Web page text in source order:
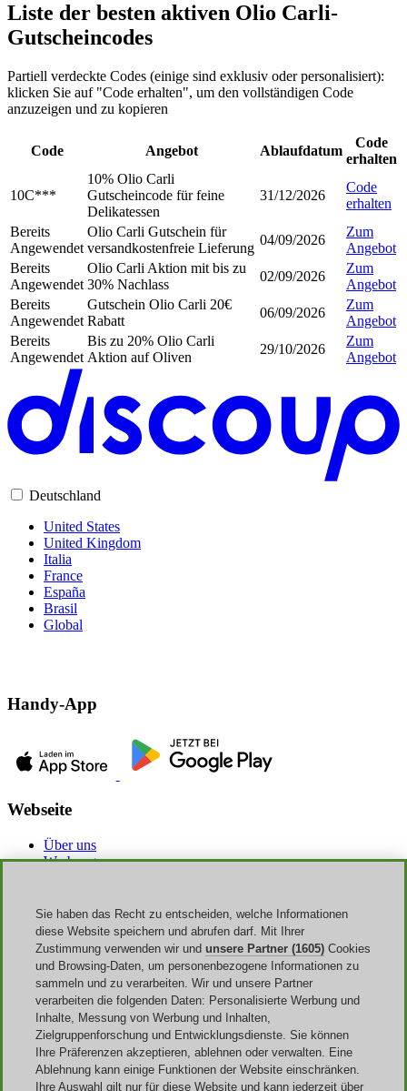
Liste der besten aktiven Olio Carli-
Gutscheincodes
Partiell verdeckte Codes (einige sind exklusiv oder personalisiert):
klicken Sie auf "Code erhalten", um den vollständigen Code
anzuzeigen und zu kopieren
Code Angebot Ablaufdatum
Code
erhalten
10C***
10% Olio Carli
Gutscheincode für feine
Delikatessen
31/12/2026
Code
erhalten
Bereits
Angewendet
Olio Carli Gutschein für
versandkostenfreie Lieferung
04/09/2026
Zum
Angebot
Bereits
Angewendet
Olio Carli Aktion mit bis zu
30% Nachlass
02/09/2026
Zum
Angebot
Bereits
Angewendet
Gutschein Olio Carli 20€
Rabatt
06/09/2026
Zum
Angebot
Bereits
Angewendet
Bis zu 20% Olio Carli
Aktion auf Oliven
29/10/2026
Zum
Angebot
Deutschland
United States
United Kingdom
Italia
France
España
Brasil
Global
Handy-App
Webseite
Über uns
Werbung
FAQ
AGB
Impressum
Transparenz
Discoup Team
Nachrichte
Alle Geschäfte
Alle Kategorien
Rabattleitfaden
Events
Sie haben das Recht zu entscheiden, welche Informationen
diese Website speichern und abrufen darf. Mit Ihrer
Zustimmung verwenden wir und unsere Partner (1605) Cookies
und Browsing-Daten, um personenbezogene Informationen zu
sammeln und zu verarbeiten. Wir und unsere Partner
verarbeiten die folgenden Daten: Personalisierte Werbung und
Inhalte, Messung von Werbung und Inhalten,
Zielgruppenforschung und Entwicklungsdienste. Sie können
Ihre Präferenzen akzeptieren, ablehnen oder verwalten. Eine
Ablehnung kann einige Funktionen der Website einschränken.
Ihre Auswahl gilt nur für diese Website und kann jederzeit über